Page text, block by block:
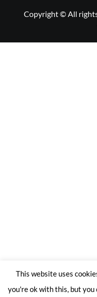
Copyright © All
This website uses
you're ok with this, but you